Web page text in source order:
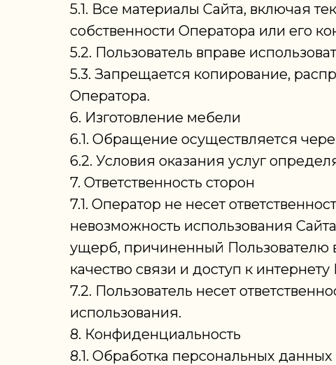
5.1. Все материалы Сайта, включая
собственности Оператора или его
5.2. Пользователь вправе
5.3. Запрещается копирование,
Оператора.
6. Изготовление мебели
6.1. Обращение осуществляется
6.2. Условия оказания услуг
7. Ответственность сторон
7.1. Оператор не несет
невозможность использования
ущерб, причиненный Пользователю
качество связи и доступ к интернету
7.2. Пользователь несет
использования.
8. Конфиденциальность
8.1. Обработка персональных